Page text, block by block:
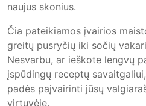
naujus skonius.
Čia pateikiamos įvairios
greitų pusryčių iki sočių
Nesvarbu, ar ieškote lengvų
įspūdingų receptų
padės paįvairinti jūsų
virtuvėje.